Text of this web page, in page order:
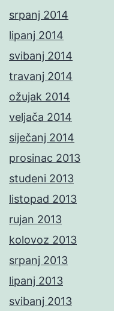
srpanj 2014
lipanj 2014
svibanj 2014
travanj 2014
ožujak 2014
veljača 2014
siječanj 2014
prosinac 2013
studeni 2013
listopad 2013
rujan 2013
kolovoz 2013
srpanj 2013
lipanj 2013
svibanj 2013